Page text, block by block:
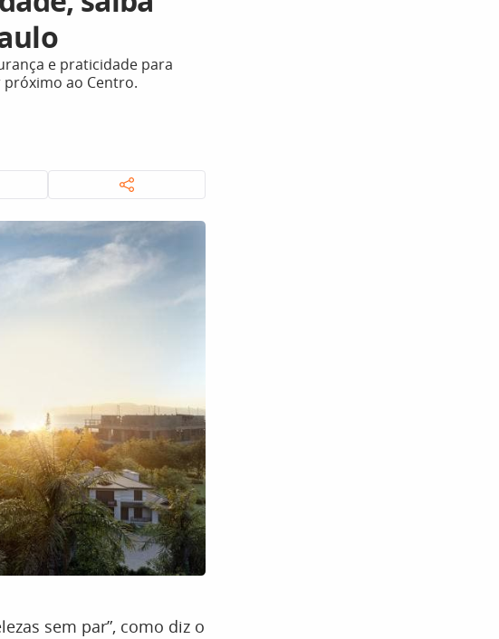
e praticidade para
ao Centro.
sem par”, como diz o